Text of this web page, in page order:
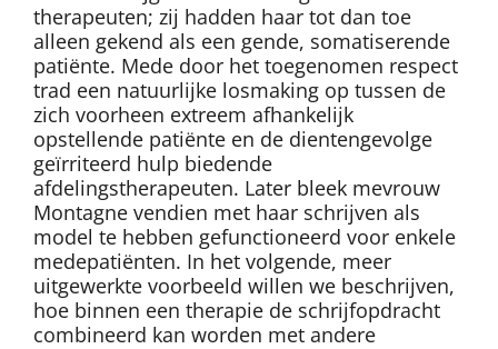
therapeuten; zij hadden haar tot dan toe
alleen gekend als een gende, somatiserende
patiënte. Mede door het toegenomen respect
trad een natuurlijke losmaking op tussen de
zich voorheen extreem afhankelijk
opstellende patiënte en de dientengevolge
geïrriteerd hulp biedende
afdelingstherapeuten. Later bleek mevrouw
Montagne vendien met haar schrijven als
model te hebben gefunctioneerd voor enkele
medepatiënten. In het volgende, meer
uitgewerkte voorbeeld willen we beschrijven,
hoe binnen een therapie de schrijfopdracht
combineerd kan worden met andere